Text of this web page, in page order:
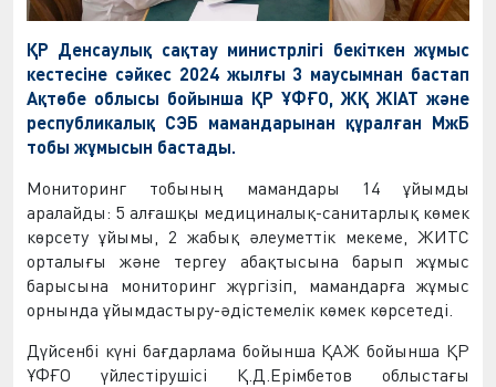
ҚР Денсаулық сақтау министрлігі бекіткен жұмыс
кестесіне сәйкес 2024 жылғы 3 маусымнан бастап
Ақтөбе облысы бойынша ҚР ҰФҒО, ЖҚ ЖІАТ және
республикалық СЭБ мамандарынан құралған МжБ
тобы жұмысын бастады.
Мониторинг тобының мамандары 14 ұйымды
аралайды: 5 алғашқы медициналық-санитарлық көмек
көрсету ұйымы, 2 жабық әлеуметтік мекеме, ЖИТС
орталығы және тергеу абақтысына барып жұмыс
барысына мониторинг жүргізіп, мамандарға жұмыс
орнында ұйымдастыру-әдістемелік көмек көрсетеді.
Дүйсенбі күні бағдарлама бойынша ҚАЖ бойынша ҚР
ҰФҒО үйлестірушісі Қ.Д.Ерімбетов облыстағы